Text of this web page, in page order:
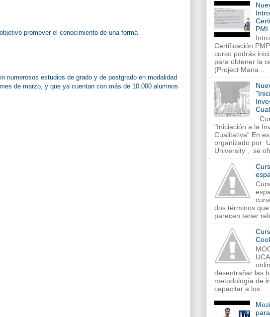
promover el conocimiento de una forma
numerosos estudios de grado y de postgrado en modalidad
de marzo, y que ya cuentan con más de 10.000 alumnos
PMI
Certificación
curso podrás
para obtener la
(Project Mana...
"Iniciación a la
Cualitativa" En
organizado por
University , se
dos términos
parecen tener
desentrañar las
metodología de
capacitar a los...